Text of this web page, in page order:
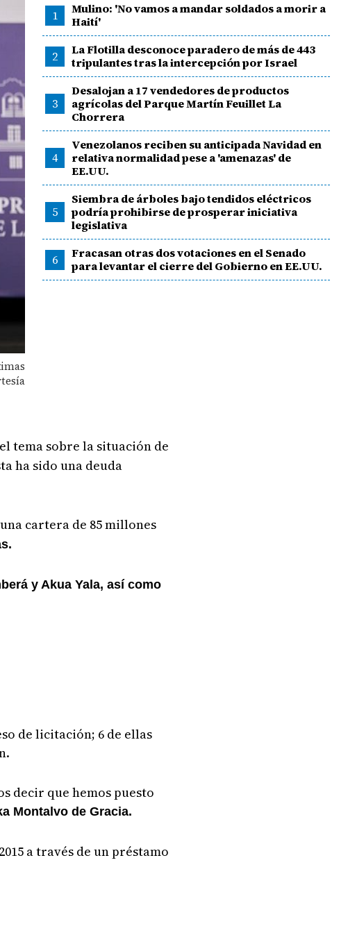
1
Mulino: 'No vamos a mandar soldados a morir a
Haití'
2
La Flotilla desconoce paradero de más de 443
tripulantes tras la intercepción por Israel
3
Desalojan a 17 vendedores de productos
agrícolas del Parque Martín Feuillet La
Chorrera
4
Venezolanos reciben su anticipada Navidad en
relativa normalidad pese a 'amenazas' de
EE.UU.
5
Siembra de árboles bajo tendidos eléctricos
podría prohibirse de prosperar iniciativa
legislativa
6
Fracasan otras dos votaciones en el Senado
para levantar el cierre del Gobierno en EE.UU.
tema sobre la situación de
ha sido una deuda
cartera de 85 millones
y Akua Yala, así como
de licitación; 6 de ellas
decir que hemos puesto
Montalvo de Gracia.
a través de un préstamo